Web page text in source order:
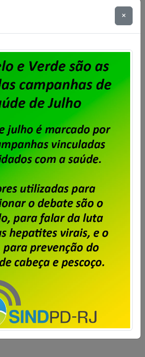
de Participação
nos Resultados
em 30/03/2026
nos Lucros e Resultados
com pagamento em 2026, foi
nacional de negociação
a assinatura do programa
de 2025. Cabe salientar que a
de até 90 dias, a contar […]
×